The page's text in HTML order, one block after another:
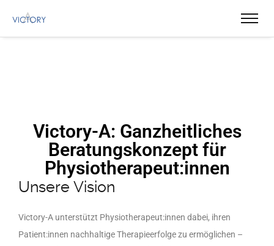
Victory-A: Ganzheitliches
Beratungskonzept für
Physiotherapeut:innen
Unsere Vision
Victory-A unterstützt Physiotherapeut:innen dabei, ihren
Patient:innen nachhaltige Therapieerfolge zu ermöglichen –